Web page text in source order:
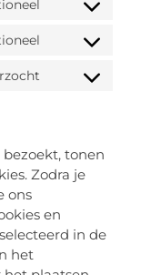
tonen
Zodra je
ons
en
in de
het